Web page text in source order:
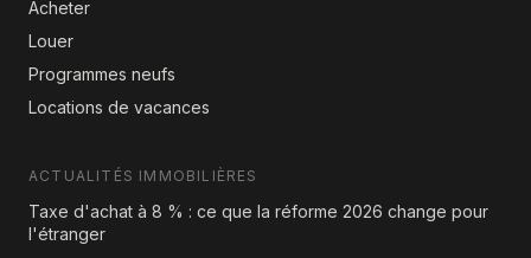
Acheter
Louer
Programmes neufs
Locations de vacances
ACTUALITÉS IMMOBILIÈRES
Taxe d'achat à 8 % : ce que la réforme 2026 change pour
l'étranger